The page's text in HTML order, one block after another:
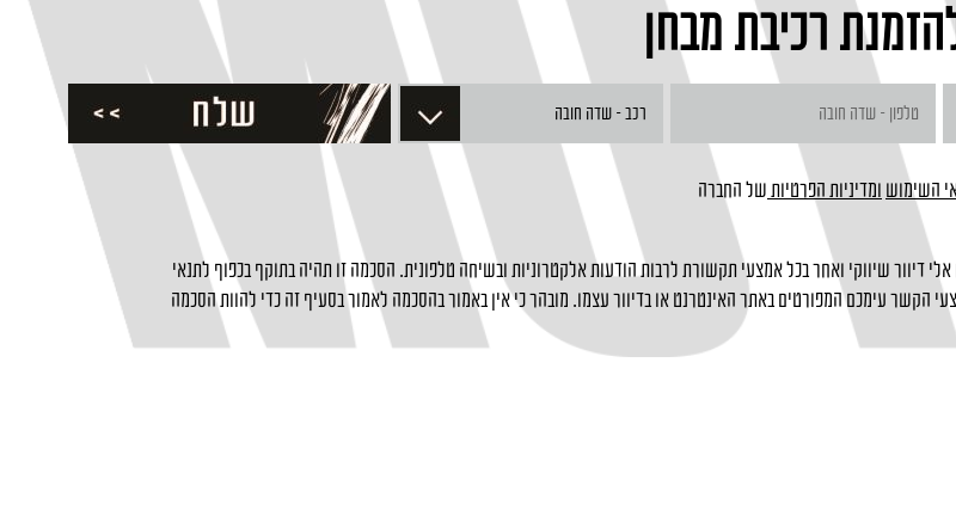
רכיבת מבחן
השימוש ומדיניות הפרטיות של החברה
דיוור שיווקי ואחר בכל אמצעי תקשורת לרבות הודעות אלקטרוניות ובשיחה טלפונית. הסכמה זו תהיה בתוקף בכפוף לתנאי
הקשר עימכם המפורטים באתר האינטרנט או בדיוור עצמו. מובהר כי אין באמור בהסכמה לאמור בסעיף זה כדי להוות הסכמה